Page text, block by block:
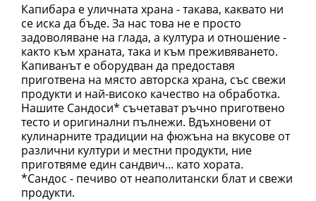
Капибара е уличната храна - такава, каквато ни
се иска да бъде. За нас това не е просто
задоволяване на глада, а култура и отношение -
както към храната, така и към преживяването.
Капиванът е оборудван да предоставя
приготвена на място авторска храна, със свежи
продукти и най-високо качество на обработка.
Нашите Сандоси* съчетават ръчно приготвено
тесто и оригинални пълнежи. Вдъхновени от
кулинарните традиции на фюжъна на вкусове от
различни култури и местни продукти, ние
приготвяме един сандвич... като хората.
*Сандос - печиво от неаполитански блат и свежи
продукти.